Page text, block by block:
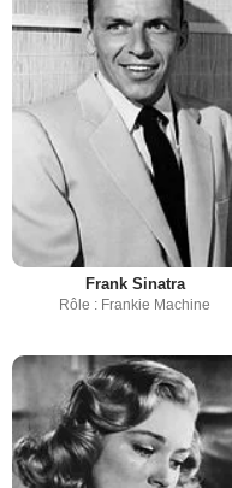
Frank Sinatra
Rôle : Frankie Machine